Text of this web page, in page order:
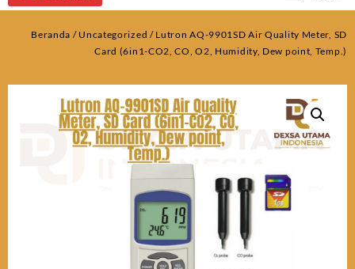
Beranda / Uncategorized / Lutron AQ-9901SD Air Quality Meter, SD
Card (6in1-CO2, CO, O2, Humidity, Dew point, Temp.)